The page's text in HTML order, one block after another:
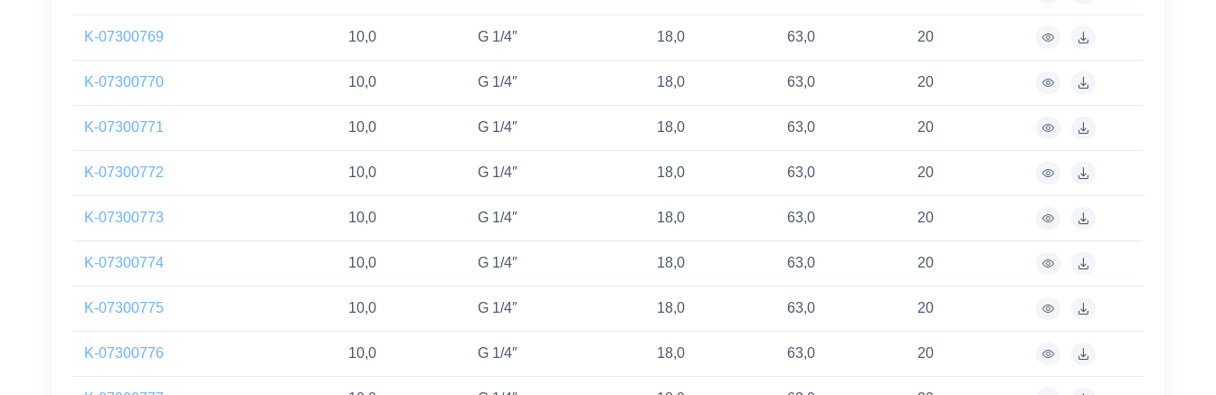
K-07300769 10,0 G 1/4″ 18,0 63,0 20
K-07300770 10,0 G 1/4″ 18,0 63,0 20
K-07300771 10,0 G 1/4″ 18,0 63,0 20
K-07300772 10,0 G 1/4″ 18,0 63,0 20
K-07300773 10,0 G 1/4″ 18,0 63,0 20
K-07300774 10,0 G 1/4″ 18,0 63,0 20
K-07300775 10,0 G 1/4″ 18,0 63,0 20
K-07300776 10,0 G 1/4″ 18,0 63,0 20